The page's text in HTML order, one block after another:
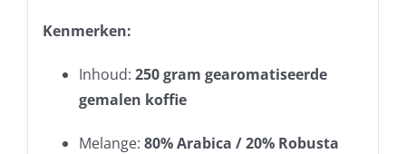
Kenmerken:
Inhoud: 250 gram gearomatiseerde
gemalen koffie
Melange: 80% Arabica / 20% Robusta